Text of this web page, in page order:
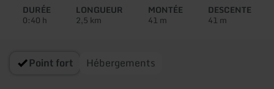
circuit:
DURÉE
0:40 h
LONGUEUR
2,5 km
MONTÉE
41 m
DESCENTE
41 m
Point fort Hébergements